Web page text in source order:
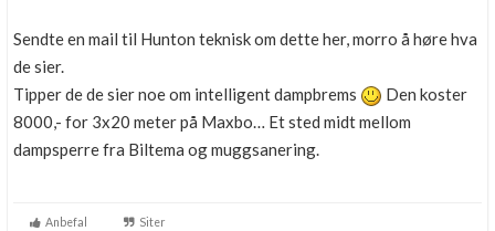
Sendte en mail til Hunton teknisk om dette her, morro å høre hva
de sier.
Tipper de de sier noe om intelligent dampbrems
Den koster
8000,- for 3x20 meter på Maxbo… Et sted midt mellom
dampsperre fra Biltema og muggsanering.
Anbefal Siter